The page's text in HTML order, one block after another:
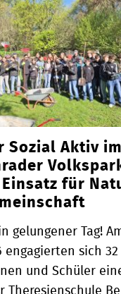
Sozial Aktiv im
für
gelungener Tag!
engagierten sich 32
und Schüler